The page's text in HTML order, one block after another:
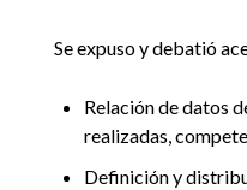
Se expuso y debatió
Relación de datos
realizadas,
Definición y